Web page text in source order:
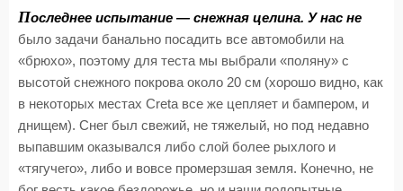
Последнее испытание — снежная целина. У нас не
было задачи банально посадить все автомобили на
«брюхо», поэтому для теста мы выбрали «поляну» с
высотой снежного покрова около 20 см (хорошо видно, как
в некоторых местах Creta все же цепляет и бампером, и
днищем). Снег был свежий, не тяжелый, но под недавно
выпавшим оказывался либо слой более рыхлого и
«тягучего», либо и вовсе промерзшая земля. Конечно, не